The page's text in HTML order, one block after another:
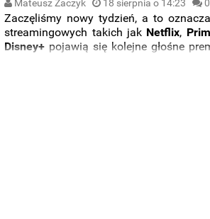
Mateusz Zaczyk 18 sierpnia o 14:23 0
Zaczęliśmy nowy tydzień, a to
streamingowych takich jak Netflix,
Disney+ pojawią się kolejne głośne